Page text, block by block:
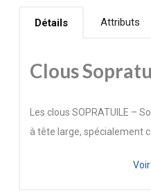
Détails Attributs
Clous
Les clous SOPRATUILE –
à tête large, spécialement
DE CASTOR. Leur tête